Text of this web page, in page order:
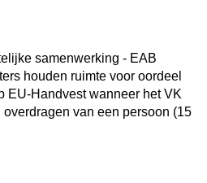
samenwerking - EAB
houden ruimte voor oordeel
EU-Handvest wanneer het VK
van een persoon (15